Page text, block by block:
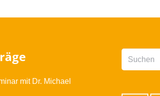
mit Dr. Michael